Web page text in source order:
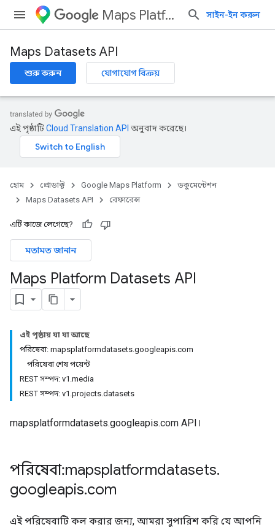
Maps Platform সাইন-ইন করুন
Maps Datasets API
শুরু করুন যোগাযোগ বিক্রয়
এই পৃষ্ঠাটিCloud Translation API অনুবাদ করেছে।
হোম প্রোডাক্ট Google Maps Platform
ডকুমেন্টেশন
Maps Datasets API
রেফারেন্স
এটি কাজে লেগেছে?
মতামত জানান
Maps Platform Datasets API
এই পৃষ্ঠায় যা যা আছে
পরিষেবা: mapsplatformdatasets.googleapis.com
পরিষেবা শেষ পয়েন্ট
REST সম্পদ: v1.media
REST সম্পদ: v1.projects.datasets
mapsplatformdatasets.googleapis.com API।
পরিষেবা: mapsplatformdatasets.
googleapis.com
এই পরিষেবাটি কল করার জন্য, আমরা সুপারিশ করি যে আপনি